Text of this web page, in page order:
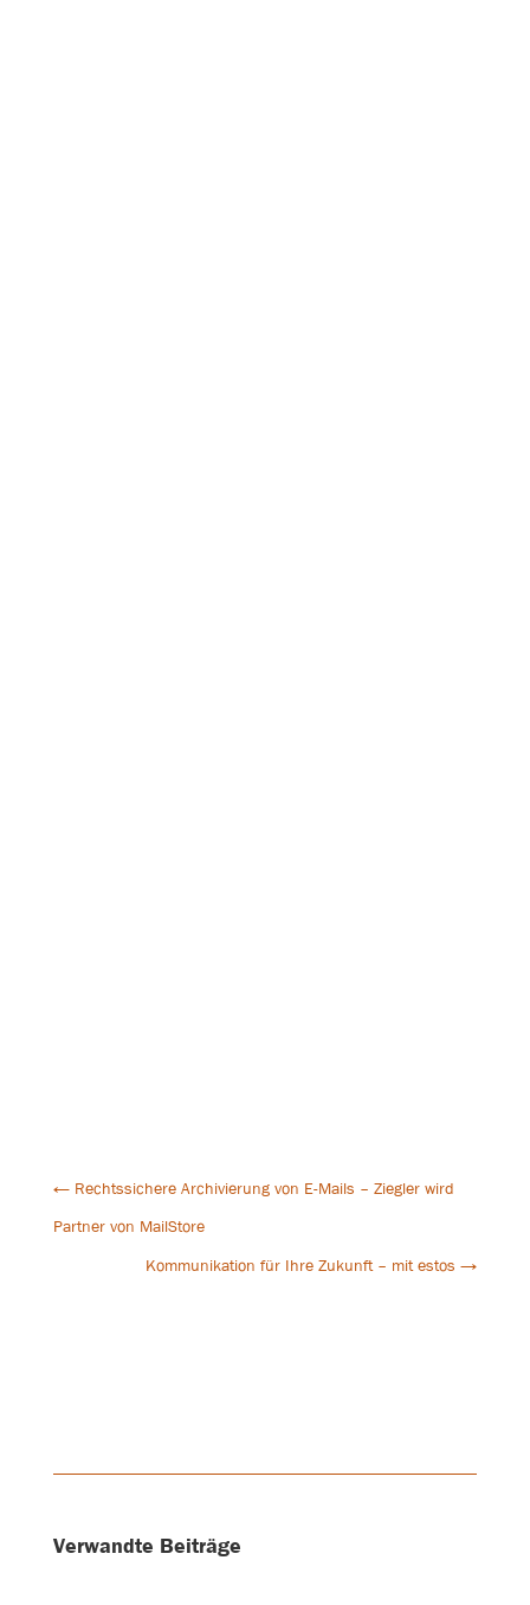
← Rechtssichere Archivierung von E-Mails – Ziegler wird
Partner von MailStore
Kommunikation für Ihre Zukunft – mit estos →
Verwandte Beiträge